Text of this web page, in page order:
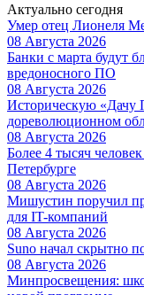
Актуально сегодня
Умер отец Лионеля
08 Августа 2026
Банки с марта будут
вредоносного ПО
08 Августа 2026
Историческую «Дачу
дореволюционном
08 Августа 2026
Более 4 тысяч
Петербурге
08 Августа 2026
Мишустин поручил
для IT-компаний
08 Августа 2026
Suno начал скрытно
08 Августа 2026
Минпросвещения: